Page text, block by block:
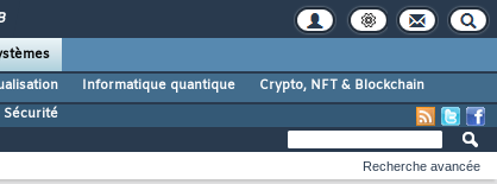
Informatique quantique
Crypto, NFT & Blockchain
Sécurité
Recherche avancée